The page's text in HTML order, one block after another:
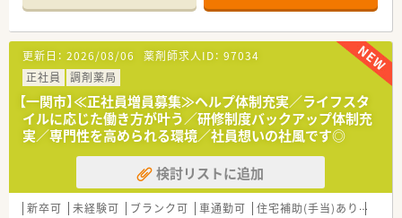
【店舗情報と応需状況について】
■JR大船渡線の千厩駅から徒歩10分ほどの場所に位置しお車で
の通勤も大変便利な調剤薬局でございます。
■近隣医療機関から内科や脳神経内科の処方箋を1日あたり約
60枚応需しているほか施設在宅も担当します。
■現在は常勤薬剤師が2名と医療事務スタッフ2名が在籍してお
り協力しながら日々の業務に取り組んでおります。
【法人特徴について】
■岩手県内に本社を置き地域に根差した店舗展開を続けている
調剤薬局チェーンであり成長を続ける優良企業です。
■社員一人ひとりの生活を尊重する温かい社風があり一方的な
異動や無理な働き方を強いることはありません。
更新日： 2026/08/06 薬剤師求人ID： 97034
正社員
調剤薬局
【一関市】≪正社員増員募集≫ヘルプ体制充実／ライフスタ
イルに応じた働き方が叶う／研修制度バックアップ体制充
実／専門性を高められる環境／社員想いの社風です◎
検討リストに追加
新卒可 未経験可 ブランク可 車通勤可 住宅補助(手当)あり